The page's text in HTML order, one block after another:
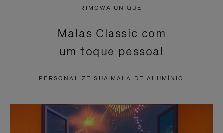
PAUSADO,
PRESSIONE
PARA
LO
SOM.
POR
FAVOR,
PARA
ATIVÁ-
RIMOWA UNIQUE
Malas Classic com
um toque pessoal
PERSONALIZE SUA MALA DE ALUMÍNIO